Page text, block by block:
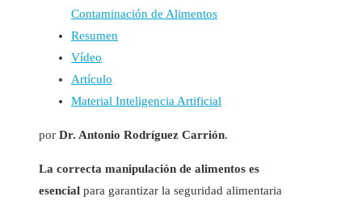
Contaminación de Alimentos
Resumen
Vídeo
Artículo
Material Inteligencia Artificial
por Dr. Antonio Rodríguez Carrión.
La correcta manipulación de alimentos es
esencial para garantizar la seguridad alimentaria